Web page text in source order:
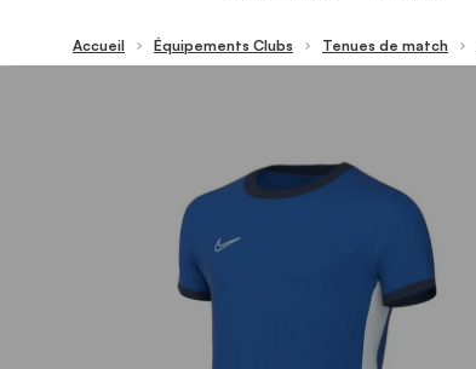
Accueil Équipements Clubs Tenues de match